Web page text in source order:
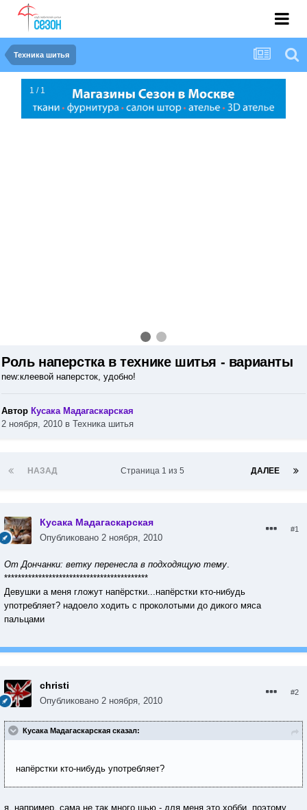
Техника шитья
1 / 1
Роль наперстка в технике шитья - варианты
new:клеевой наперсток, удобно!
Автор Кусака Мадагаскарская
2 ноября, 2010 в Техника шитья
НАЗАД ДАЛЕЕ
Страница 1 из 5
Кусака Мадагаскарская
Опубликовано 2 ноября, 2010
#1
От Дончанки: ветку перенесла в подходящую тему.
******************************************
Девушки а меня гложут напёрстки...напёрстки кто-нибудь
употребляет? надоело ходить с проколотыми до дикого мяса
пальцами
christi
Опубликовано 2 ноября, 2010
#2
Кусака Мадагаскарская сказал:
напёрстки кто-нибудь употребляет?
я, например, сама не так много шью - для меня это хобби, поэтому